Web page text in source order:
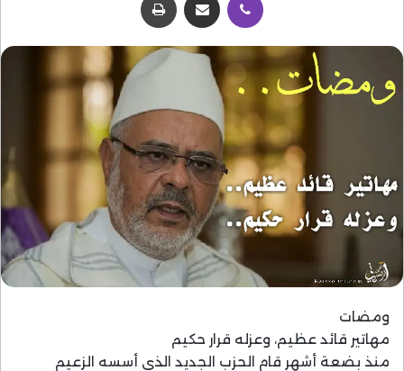
ومضات
مهاتير قائد عظيم، وعزله قرار حكيم
منذ بضعة أشهر قام الحزب الجديد الذي أسسه الزعيم